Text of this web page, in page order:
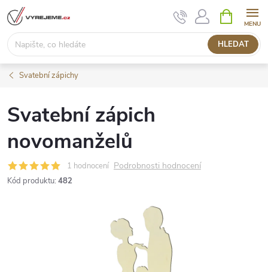
Přejít
na
obsah
HLEDAT
NÁKUPNÍ
KOŠÍK
Svatební zápichy
Svatební zápich
novomanželů
1 hodnocení Podrobnosti hodnocení
Kód produktu: 482